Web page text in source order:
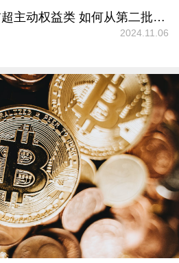
被动指基持A股市值首超主动权益类 如何从第二批中证A500ETF寻找投资机会？
2024.11.06